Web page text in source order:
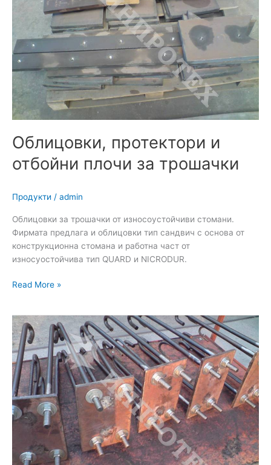
Облицовки, протектори и
отбойни плочи за трошачки
Продукти / admin
Облицовки за трошачки от износоустойчиви стомани.
Фирмата предлага и облицовки тип сандвич с основа от
конструкционна стомана и работна част от
износуостойчива тип QUARD и NICRODUR.
Read More »
Анкерни
устройства